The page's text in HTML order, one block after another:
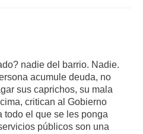
nadie del barrio. Nadie.
acumule deuda, no
sus caprichos, su mala
critican al Gobierno
todo el que se les ponga
públicos son una